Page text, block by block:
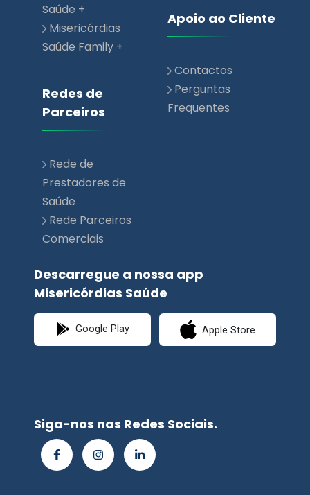
Saúde +
Misericórdias
Saúde Family +
Redes de
Parceiros
Rede de
Prestadores de
Saúde
Rede Parceiros
Comerciais
Apoio ao Cliente
Contactos
Perguntas
Frequentes
Descarregue a nossa app
Misericórdias Saúde
Google Play Apple Store
Siga-nos nas Redes Sociais.